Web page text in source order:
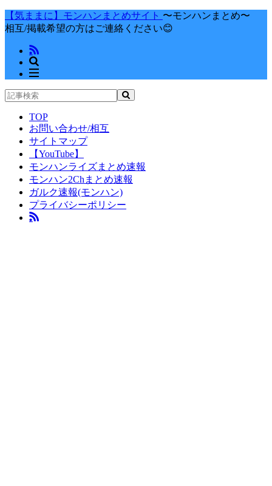
【気ままに】モンハンまとめサイト 〜モンハンまとめ〜
相互/掲載希望の方はご連絡ください😊
TOP
お問い合わせ/相互
サイトマップ
【YouTube】
モンハンライズまとめ速報
モンハン2Chまとめ速報
ガルク速報(モンハン)
プライバシーポリシー